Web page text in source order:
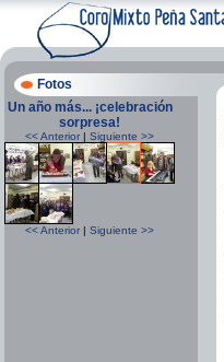
Fotos
Un año más... ¡celebración
sorpresa!
<< Anterior | Siguiente >>
<< Anterior | Siguiente >>